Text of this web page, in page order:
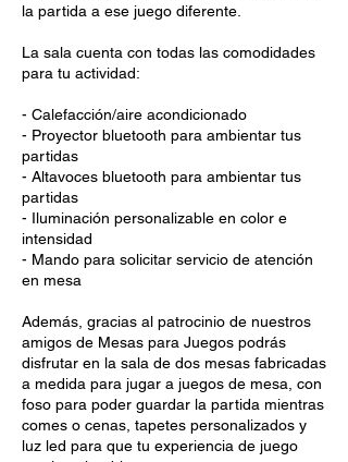
la partida a ese juego diferente.
La sala cuenta con todas las comodidades
para tu actividad:
- Calefacción/aire acondicionado
- Proyector bluetooth para ambientar tus
partidas
- Altavoces bluetooth para ambientar tus
partidas
- Iluminación personalizable en color e
intensidad
- Mando para solicitar servicio de atención
en mesa
Además, gracias al patrocinio de nuestros
amigos de Mesas para Juegos podrás
disfrutar en la sala de dos mesas fabricadas
a medida para jugar a juegos de mesa, con
foso para poder guardar la partida mientras
comes o cenas, tapetes personalizados y
luz led para que tu experiencia de juego